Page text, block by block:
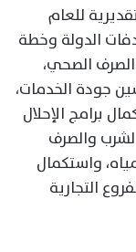
للعام
الدولة وخطة
الصحي،
جودة الخدمات،
برامج الإحلال
والصرف
واستكمال
التجارية